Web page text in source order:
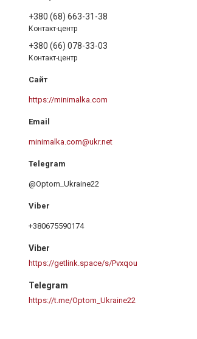
+380 (68) 663-31-38
Контакт-центр
+380 (66) 078-33-03
Контакт-центр
https://minimalka.com
minimalka.com@ukr.net
@Optom_Ukraine22
+380675590174
Viber
https://getlink.space/s/Pvxqou
Telegram
https://t.me/Optom_Ukraine22